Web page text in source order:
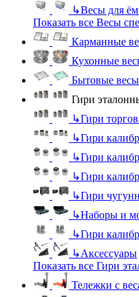
↳Весы для
Показать все Весы
Карманные
Кухонные
Бытовые весы
Гири
↳Гири
↳Гири
↳Гири
↳Гири
↳Гири
↳Наборы и
↳Гири
↳Аксессуары
Показать все Гири
Тележки с